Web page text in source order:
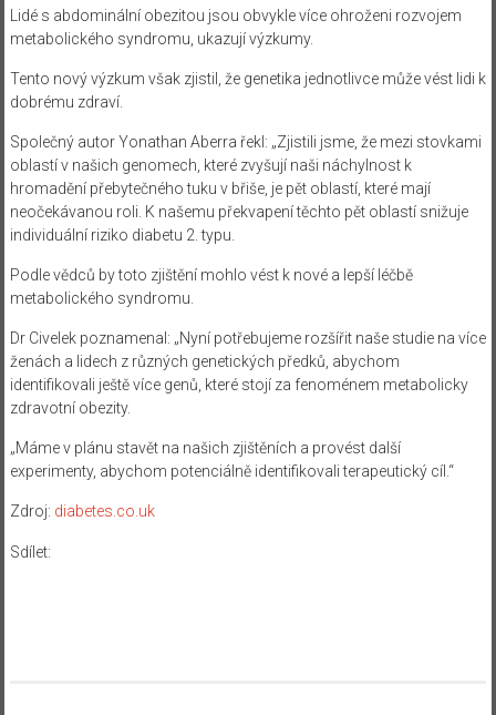
Lidé s abdominální obezitou jsou obvykle více ohroženi rozvojem
metabolického syndromu, ukazují výzkumy.
Tento nový výzkum však zjistil, že genetika jednotlivce může vést lidi k
dobrému zdraví.
Společný autor Yonathan Aberra řekl: „Zjistili jsme, že mezi stovkami
oblastí v našich genomech, které zvyšují naši náchylnost k
hromadění přebytečného tuku v břiše, je pět oblastí, které mají
neočekávanou roli. K našemu překvapení těchto pět oblastí snižuje
individuální riziko diabetu 2. typu.
Podle vědců by toto zjištění mohlo vést k nové a lepší léčbě
metabolického syndromu.
Dr Civelek poznamenal: „Nyní potřebujeme rozšířit naše studie na více
ženách a lidech z různých genetických předků, abychom
identifikovali ještě více genů, které stojí za fenoménem metabolicky
zdravotní obezity.
„Máme v plánu stavět na našich zjištěních a provést další
experimenty, abychom potenciálně identifikovali terapeutický cíl.“
Zdroj: diabetes.co.uk
Sdílet: